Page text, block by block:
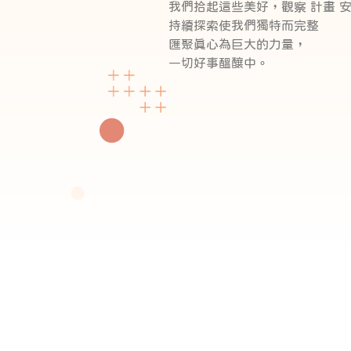
我們拾起這些美好，觀察 計畫
持續探索使我們獨特而完整
匯聚真心為巨大的力量，
一切好事醞釀中。